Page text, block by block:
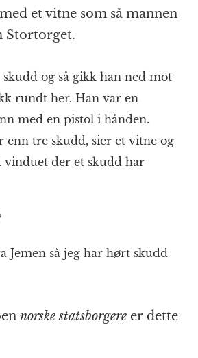
et vitne som så mannen
Stortorget.
og så gikk han ned mot
rundt her. Han var en
med en pistol i hånden.
enn tre skudd, sier et vitne og
vinduet der et skudd har
Jemen så jeg har hørt skudd
norske statsborgere er dette